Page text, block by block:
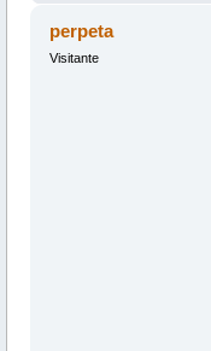
perpeta
Visitante